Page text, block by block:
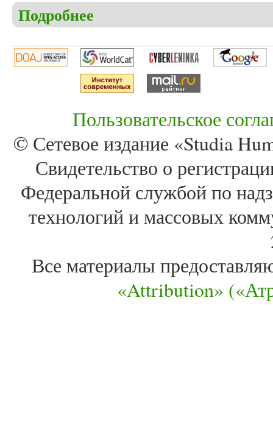
Подробнее
Пользовательское
© Сетевое издание «Studia
Свидетельство о
Федеральной службой по
технологий и массовых
Все материалы
«Attribution»